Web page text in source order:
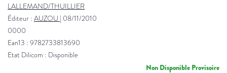
LALLEMAND/THUILLIER
Éditeur : AUZOU | 08/11/2010
0000
Ean13 : 9782733813690
Etat Dilicom : Disponible
Non Disponible Provisoire